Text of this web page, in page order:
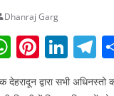
Dhanraj Garg
W
h
Pi Li
n
T
el
देहरादून द्वारा सभी